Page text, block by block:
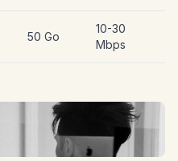
50 Go
10-30
Mbps